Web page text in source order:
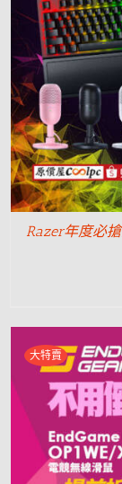
Razer年度必
大特賣